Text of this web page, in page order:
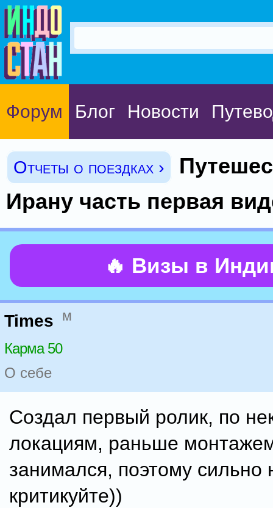
Форум Блог Новости
Отчеты о поездках ›
Ирану часть первая
🔥 Визы в
Times м
Карма 50
О себе
Создал первый ролик, по
локациям, раньше
занимался, поэтому сильно
критикуйте))